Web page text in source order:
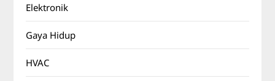
Elektronik
Gaya Hidup
HVAC